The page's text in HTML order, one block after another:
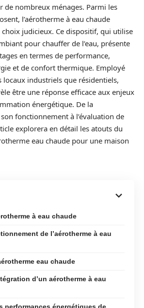
de nombreux ménages. Parmi les
l’aérotherme à eau chaude
judicieux. Ce dispositif, qui utilise
pour chauffer de l’eau, présente
en termes de performance,
et de confort thermique. Employé
locaux industriels que résidentiels,
être une réponse efficace aux enjeux
énergétique. De la
fonctionnement à l’évaluation de
explorera en détail les atouts du
eau chaude pour une maison
à eau chaude
de l’aérotherme à eau
eau chaude
d’un aérotherme à eau
performances énergétiques de